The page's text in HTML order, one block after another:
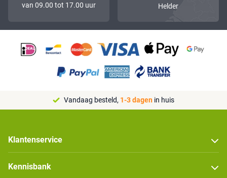
van 09.00 tot 17.00 uur
Helder
Vandaag besteld, 1-3 dagen in huis
Klantenservice
Kennisbank